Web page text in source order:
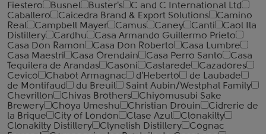
Fiestero
Busnel Buster's
C and C International Ltd
Caballero
Caicedra Brand & Export Solutions
Camino
Real
Campbell Mayer Camus Caney Canti
Caol Ila
Distillery
Cardhu
Casa Armando Guillermo Prieto
Casa Don Ramon
Casa Don Roberto
Casa Lumbre
Casa Maestri
Casa Orendain Casa Perro Santo
Casa
Tequilera de Arandas
Casoni Castarede
Cazadores
Cevico
Chabot Armagnac d'Heberto
de Laubade
de Montifaud
du Breuil
Saint Aubin/Westphal Family
Chevrillon
Chivas Brothers
Chiyomusubi Sake
Brewery
Choya Umeshu Christian Drouin
Cidrerie de
la Brique
City of London Clase Azul
Clonakilty
Clonakilty Distillery
Clynelish Distillery
Cognac